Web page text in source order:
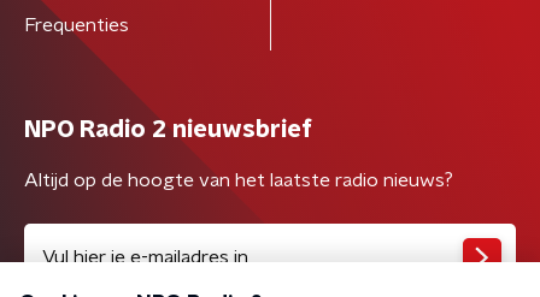
Frequenties
NPO Radio 2 nieuwsbrief
Altijd op de hoogte van het laatste radio nieuws?